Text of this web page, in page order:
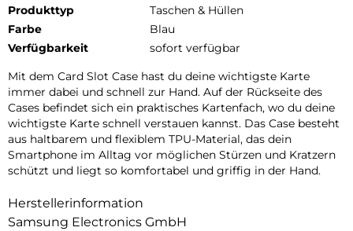
Produkttyp
Taschen & Hüllen
Farbe
Blau
Verfügbarkeit
sofort verfügbar
Mit dem Card Slot Case hast du deine wichtigste Karte
immer dabei und schnell zur Hand. Auf der Rückseite des
Cases befindet sich ein praktisches Kartenfach, wo du deine
wichtigste Karte schnell verstauen kannst. Das Case besteht
aus haltbarem und flexiblem TPU-Material, das dein
Smartphone im Alltag vor möglichen Stürzen und Kratzern
schützt und liegt so komfortabel und griffig in der Hand.
Herstellerinformation
Samsung Electronics GmbH